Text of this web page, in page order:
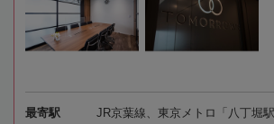
最寄駅
JR京葉線、東京メトロ「八丁堀